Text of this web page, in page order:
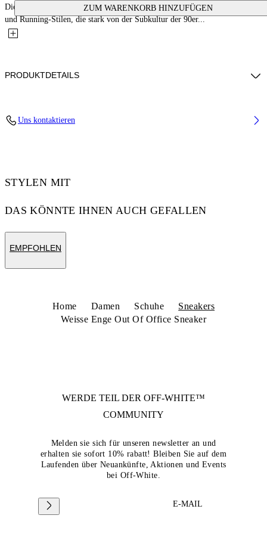
ZUM WARENKORB HINZUFÜGEN
Die Out Of Office Sneaker sind eine Kombination aus Street-, Basketball-
und Running-Stilen, die stark von der Subkultur der 90er...
PRODUKTDETAILS
- Obermaterial 46 % Recyceltes polyester 54 % Leder (Nachhaltig)
Uns kontaktieren
STYLEN MIT
DAS KÖNNTE IHNEN AUCH GEFALLEN
EMPFOHLEN
Home Damen Schuhe
Sneakers
Weisse Enge Out Of Office Sneaker
WERDE TEIL DER OFF-WHITE™
COMMUNITY
Melden sie sich für unseren newsletter an und
erhalten sie sofort 10% rabatt! Bleiben Sie auf dem
Laufenden über Neuankünfte, Aktionen und Events
bei Off-White.
E-MAIL